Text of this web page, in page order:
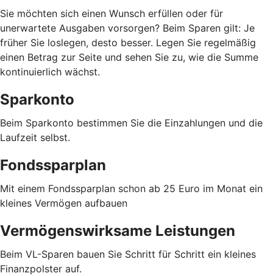
Sie möchten sich einen Wunsch erfüllen oder für
unerwartete Ausgaben vorsorgen? Beim Sparen gilt: Je
früher Sie loslegen, desto besser. Legen Sie regelmäßig
einen Betrag zur Seite und sehen Sie zu, wie die Summe
kontinuierlich wächst.
Sparkonto
Beim Sparkonto bestimmen Sie die Einzahlungen und die
Laufzeit selbst.
Fondssparplan
Mit einem Fondssparplan schon ab 25 Euro im Monat ein
kleines Vermögen aufbauen
Vermögenswirksame Leistungen
Beim VL-Sparen bauen Sie Schritt für Schritt ein kleines
Finanzpolster auf.